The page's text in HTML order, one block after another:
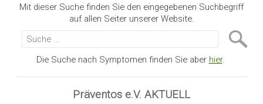
Mit dieser Suche finden Sie den eingegebenen Suchbegriff
auf allen Seiter unserer Website.
Die Suche nach Symptomen finden Sie aber hier.
Präventos e.V. AKTUELL